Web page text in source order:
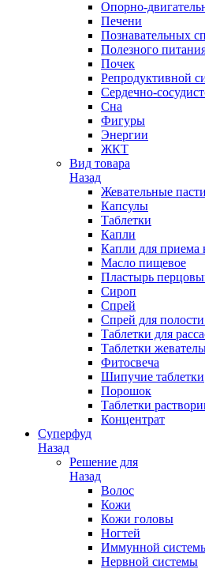
Опорно-
Печени
Познавательных
Полезного
Почек
Репродуктивной
Сердечно-
Сна
Фигуры
Энергии
ЖКТ
Вид товара
Назад
Жевательные
Капсулы
Таблетки
Капли
Капли для приема
Масло пищевое
Пластырь
Сироп
Спрей
Спрей для полости
Таблетки для
Таблетки
Фитосвеча
Шипучие таблетки
Порошок
Таблетки
Концентрат
Суперфуд
Назад
Решение для
Назад
Волос
Кожи
Кожи головы
Ногтей
Иммунной
Нервной системы